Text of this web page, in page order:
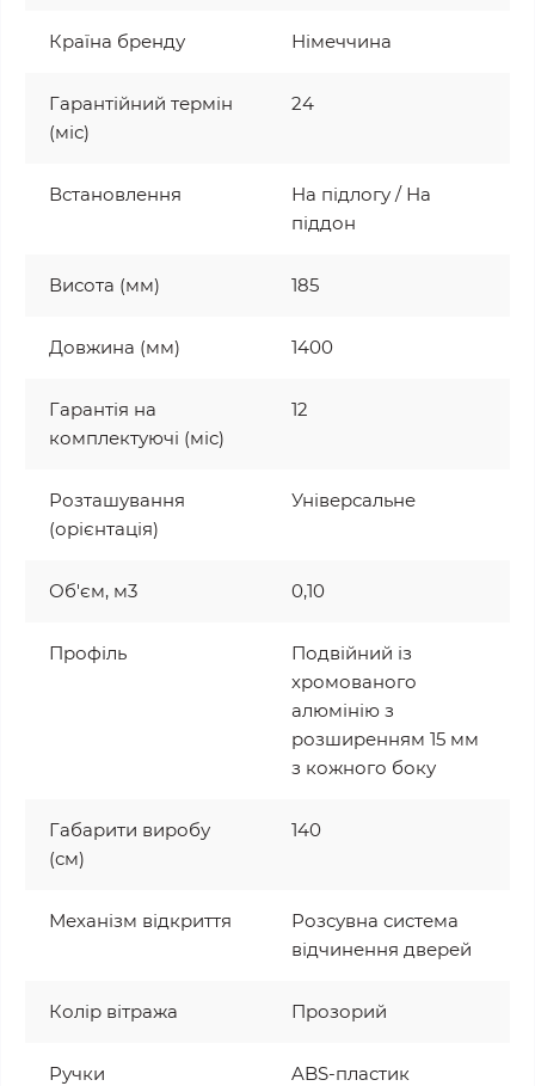
Країна бренду Німеччина
Гарантійний термін
(міс)
24
Встановлення
На підлогу / На
піддон
Висота (мм) 185
Довжина (мм) 1400
Гарантія на
комплектуючі (міс)
12
Розташування
(орієнтація)
Універсальне
Об'єм, м3 0,10
Профіль
Подвійний із
хромованого
алюмінію з
розширенням 15 мм
з кожного боку
Габарити виробу
(см)
140
Механізм відкриття
Розсувна система
відчинення дверей
Колір вітража Прозорий
Ручки ABS-пластик